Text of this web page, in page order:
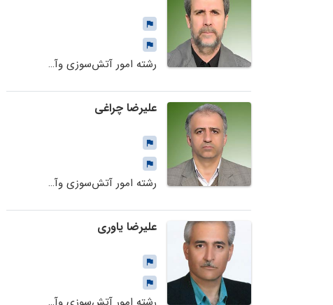
رشته امور آتش‌سوزی وآتش‌نشانی
علیرضا چراغی
رشته امور آتش‌سوزی وآتش‌نشانی
علیرضا یاوری